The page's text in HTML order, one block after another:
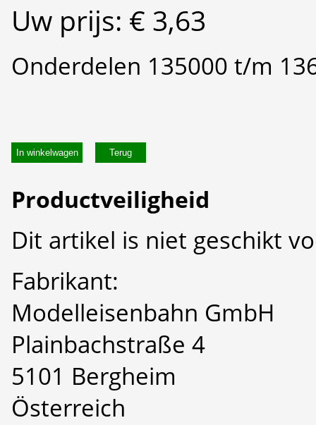
Uw prijs: € 3,63
Onderdelen 135000 t/m
In winkelwagen
Productveiligheid
Dit artikel is niet geschikt
Fabrikant:
Modelleisenbahn GmbH
Plainbachstraße 4
5101 Bergheim
Österreich